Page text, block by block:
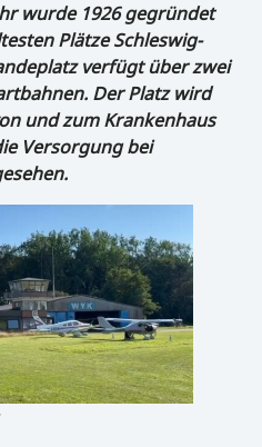
wurde 1926 gegründet
Plätze Schleswig-
verfügt über zwei
Der Platz wird
und zum Krankenhaus
Versorgung bei